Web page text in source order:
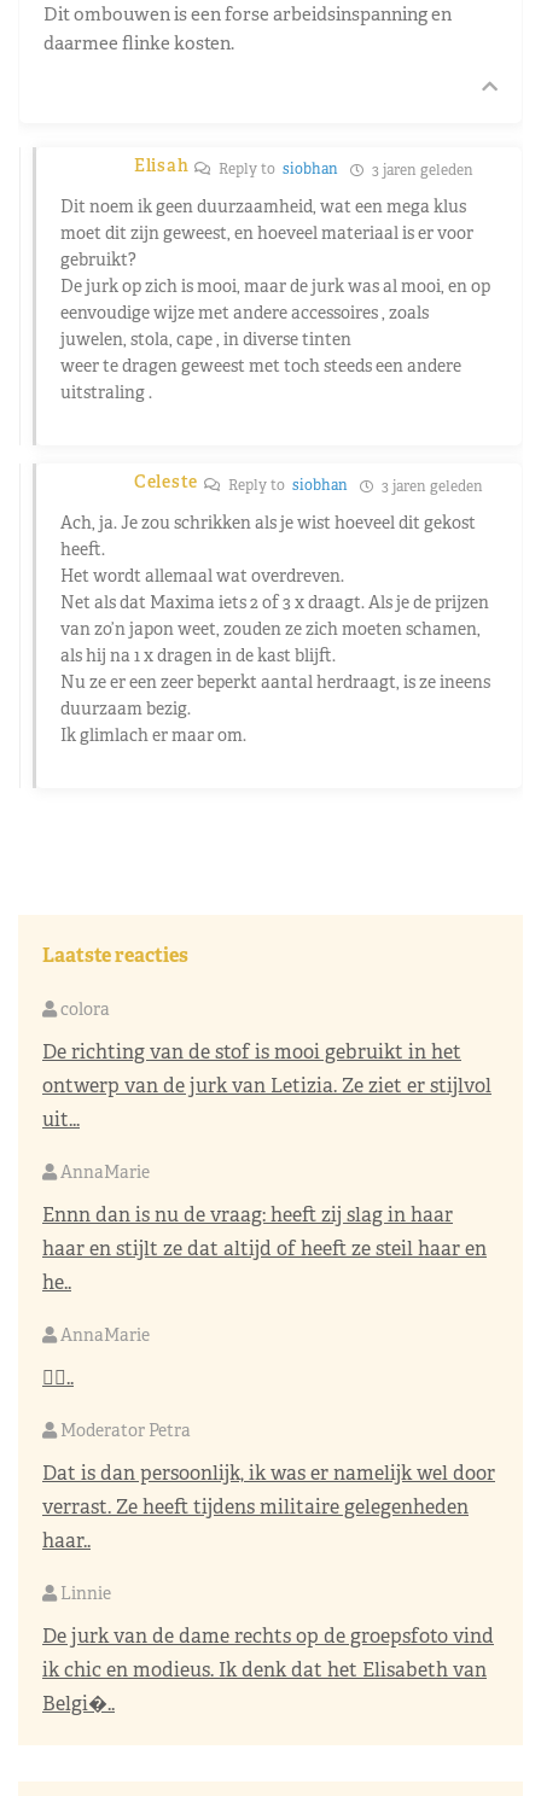
Dit ombouwen is een forse arbeidsinspanning en
daarmee flinke kosten.
Elisah Reply tosiobhan 3 jaren geleden
Dit noem ik geen duurzaamheid, wat een mega klus
moet dit zijn geweest, en hoeveel materiaal is er voor
gebruikt?
De jurk op zich is mooi, maar de jurk was al mooi, en op
eenvoudige wijze met andere accessoires , zoals
juwelen, stola, cape , in diverse tinten
weer te dragen geweest met toch steeds een andere
uitstraling .
Celeste Reply to siobhan 3 jaren geleden
Ach, ja. Je zou schrikken als je wist hoeveel dit gekost
heeft.
Het wordt allemaal wat overdreven.
Net als dat Maxima iets 2 of 3 x draagt. Als je de prijzen
van zo’n japon weet, zouden ze zich moeten schamen,
als hij na 1 x dragen in de kast blijft.
Nu ze er een zeer beperkt aantal herdraagt, is ze ineens
duurzaam bezig.
Ik glimlach er maar om.
Laatste reacties
colora
De richting van de stof is mooi gebruikt in het
ontwerp van de jurk van Letizia. Ze ziet er stijlvol
uit...
AnnaMarie
Ennn dan is nu de vraag: heeft zij slag in haar
haar en stijlt ze dat altijd of heeft ze steil haar en
he..
AnnaMarie
👌🏼..
Moderator Petra
Dat is dan persoonlijk, ik was er namelijk wel door
verrast. Ze heeft tijdens militaire gelegenheden
haar..
Linnie
De jurk van de dame rechts op de groepsfoto vind
ik chic en modieus. Ik denk dat het Elisabeth van
Belgi�..